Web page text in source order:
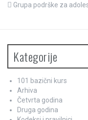
Grupa podrške za
Kategorije
101 bazični kurs
Arhiva
Četvrta godina
Druga godina